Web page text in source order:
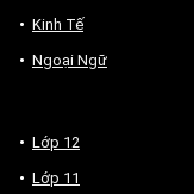
Kinh Tế
Ngoại Ngữ
Lớp 12
Lớp 11